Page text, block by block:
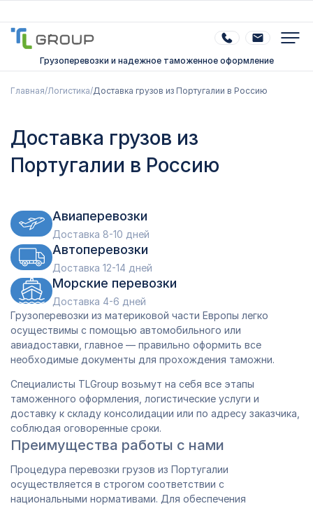
Грузоперевозки и надежное таможенное оформление
Главная/Логистика/Доставка грузов из Португалии в Россию
Доставка грузов из
Португалии в Россию
Авиаперевозки
Доставка 8-10 дней
Автоперевозки
Доставка 12-14 дней
Морские перевозки
Доставка 4-6 дней
Грузоперевозки из материковой части Европы легко
осуществимы с помощью автомобильного или
авиадоставки, главное — правильно оформить все
необходимые документы для прохождения таможни.
Специалисты TLGroup возьмут на себя все этапы
таможенного оформления, логистические услуги и
доставку к складу консолидации или по адресу заказчика,
соблюдая оговоренные сроки.
Преимущества работы с нами
Процедура перевозки грузов из Португалии
осуществляется в строгом соответствии с
национальными нормативами. Для обеспечения